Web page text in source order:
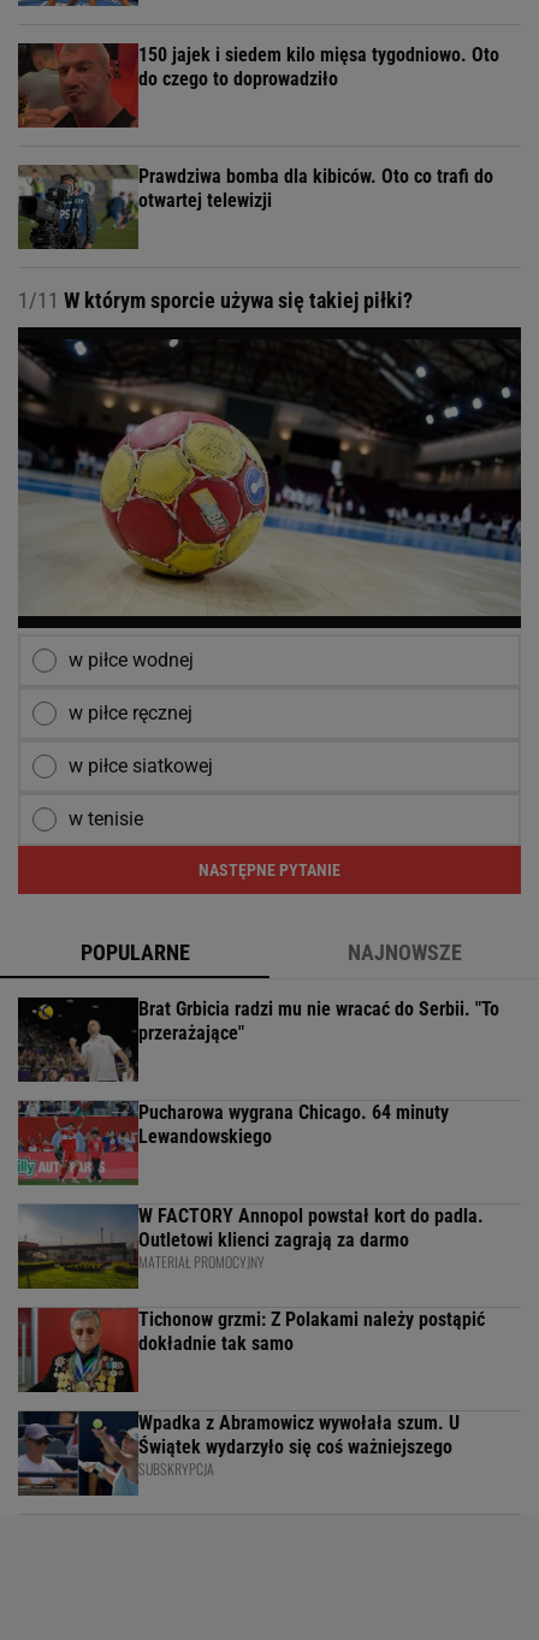
150 jajek i siedem kilo mięsa tygodniowo. Oto
do czego to doprowadziło
Prawdziwa bomba dla kibiców. Oto co trafi do
otwartej telewizji
1/11 W którym sporcie używa się takiej piłki?
w piłce wodnej
w piłce ręcznej
w piłce siatkowej
w tenisie
NASTĘPNE PYTANIE
POPULARNE NAJNOWSZE
Brat Grbicia radzi mu nie wracać do Serbii. "To
przerażające"
Pucharowa wygrana Chicago. 64 minuty
Lewandowskiego
W FACTORY Annopol powstał kort do padla.
Outletowi klienci zagrają za darmo
MATERIAŁ PROMOCYJNY
Tichonow grzmi: Z Polakami należy postąpić
dokładnie tak samo
Wpadka z Abramowicz wywołała szum. U
Świątek wydarzyło się coś ważniejszego
SUBSKRYPCJA